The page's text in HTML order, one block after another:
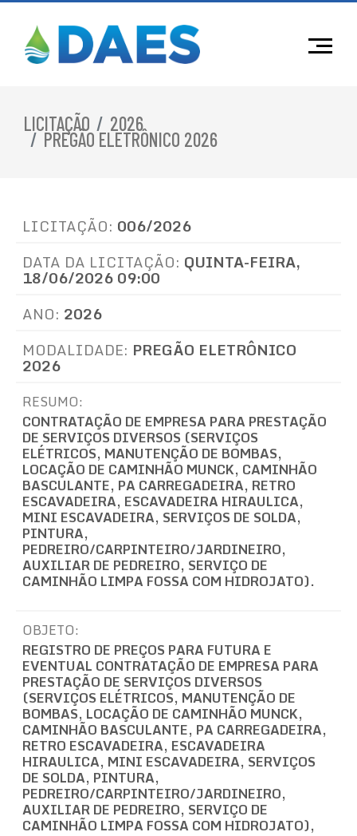
LICITAÇÃO 2026
PREGÃO ELETRÔNICO 2026
LICITAÇÃO: 006/2026
DATA DA LICITAÇÃO: QUINTA-FEIRA,
18/06/2026 09:00
ANO: 2026
MODALIDADE: PREGÃO ELETRÔNICO
2026
RESUMO:
CONTRATAÇÃO DE EMPRESA PARA PRESTAÇÃO
DE SERVIÇOS DIVERSOS (SERVIÇOS
ELÉTRICOS, MANUTENÇÃO DE BOMBAS,
LOCAÇÃO DE CAMINHÃO MUNCK, CAMINHÃO
BASCULANTE, PA CARREGADEIRA, RETRO
ESCAVADEIRA, ESCAVADEIRA HIRAULICA,
MINI ESCAVADEIRA, SERVIÇOS DE SOLDA,
PINTURA,
PEDREIRO/CARPINTEIRO/JARDINEIRO,
AUXILIAR DE PEDREIRO, SERVIÇO DE
CAMINHÃO LIMPA FOSSA COM HIDROJATO).
OBJETO:
REGISTRO DE PREÇOS PARA FUTURA E
EVENTUAL CONTRATAÇÃO DE EMPRESA PARA
PRESTAÇÃO DE SERVIÇOS DIVERSOS
(SERVIÇOS ELÉTRICOS, MANUTENÇÃO DE
BOMBAS, LOCAÇÃO DE CAMINHÃO MUNCK,
CAMINHÃO BASCULANTE, PA CARREGADEIRA,
RETRO ESCAVADEIRA, ESCAVADEIRA
HIRAULICA, MINI ESCAVADEIRA, SERVIÇOS
DE SOLDA, PINTURA,
PEDREIRO/CARPINTEIRO/JARDINEIRO,
AUXILIAR DE PEDREIRO, SERVIÇO DE
CAMINHÃO LIMPA FOSSA COM HIDROJATO),